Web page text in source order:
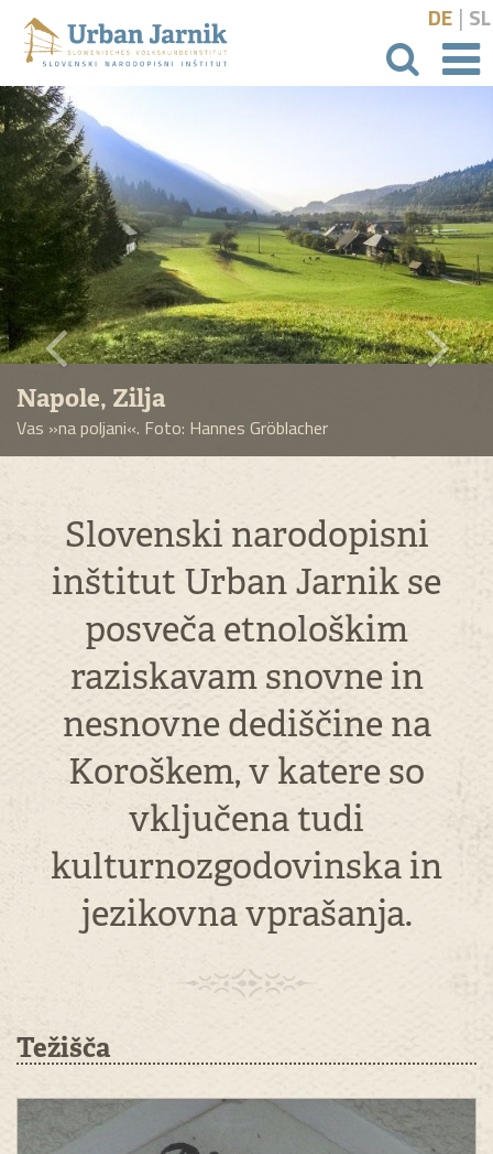
išči
DE | SL
Napole, Zilja
Vas »na poljani«. Foto: Hannes Gröblacher
Slovenski narodopisni
inštitut Urban Jarnik se
posveča etnološkim
raziskavam snovne in
nesnovne dediščine na
Koroškem, v katere so
vključena tudi
kulturnozgodovinska in
jezikovna vprašanja.
Težišča